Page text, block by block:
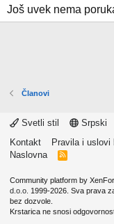
Još uvek nema
Članovi
Svetli stil
Srpski
Kontakt
Pravila i uslovi
Naslovna
R
Community platform by
d.o.o. 1999-2026. Sva prava
bez dozvole.
Krstarica ne snosi